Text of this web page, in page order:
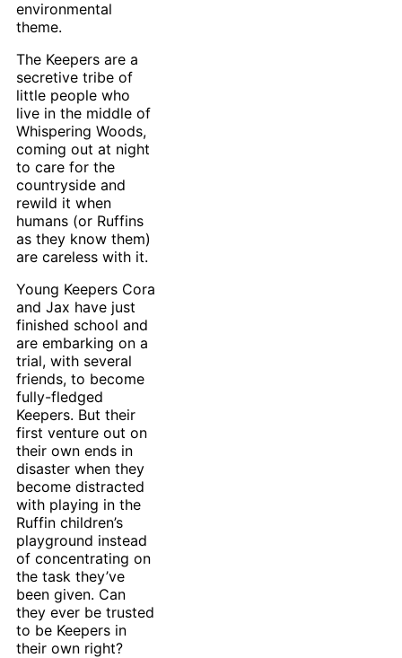
environmental
theme.
The Keepers are a
secretive tribe of
little people who
live in the middle of
Whispering Woods,
coming out at night
to care for the
countryside and
rewild it when
humans (or Ruffins
as they know them)
are careless with it.
Young Keepers Cora
and Jax have just
finished school and
are embarking on a
trial, with several
friends, to become
fully-fledged
Keepers. But their
first venture out on
their own ends in
disaster when they
become distracted
with playing in the
Ruffin children’s
playground instead
of concentrating on
the task they’ve
been given. Can
they ever be trusted
to be Keepers in
their own right?